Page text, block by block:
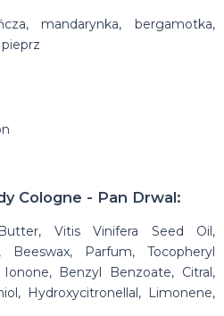
mandarynka, bergamotka,
Cologne - Pan Drwal:
Vitis Vinifera Seed Oil,
Beeswax, Parfum, Tocopheryl
Benzyl Benzoate, Citral,
Hydroxycitronellal, Limonene,